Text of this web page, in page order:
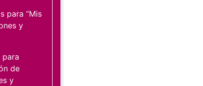
para “Mis
y
para
de
y